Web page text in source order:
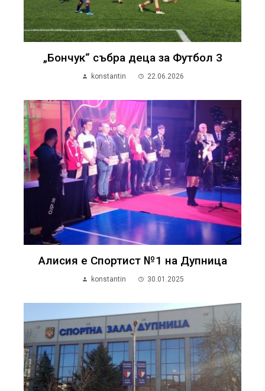
„Бончук“ събра деца за Футбол 3
konstantin 22.06.2026
Алисия е Спортист №1 на Дупница
konstantin 30.01.2025